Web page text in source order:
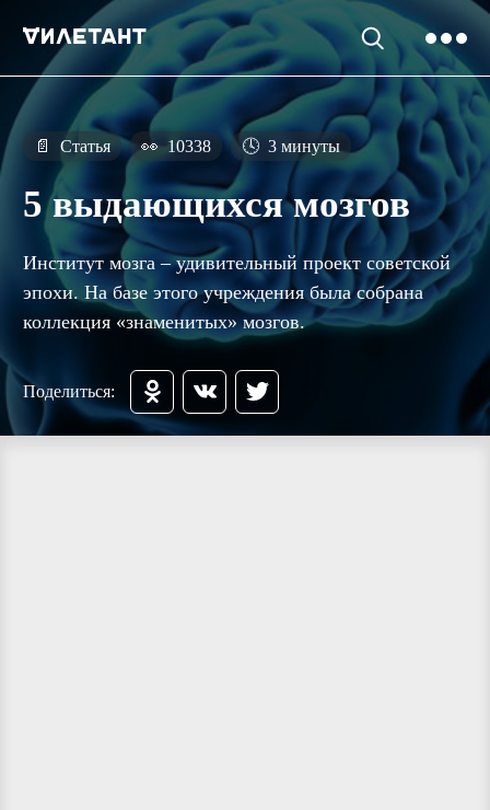
📄 Статья 👀 10338 🕓 3 минуты
5 выдающихся мозгов
Институт мозга – удивительный проект советской
эпохи. На базе этого учреждения была собрана
коллекция «знаменитых» мозгов.
Поделиться: